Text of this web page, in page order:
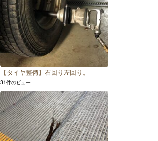
【タイヤ整備】右回り左回り。
31件のビュー